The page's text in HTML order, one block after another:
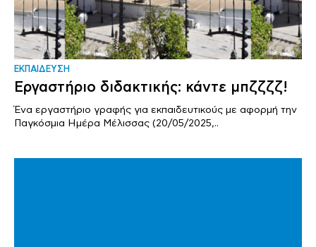
ΕΚΠΑΙΔΕΥΣΗ
Εργαστήριο διδακτικής: κάντε μπζζζζ!
Ένα εργαστήριο γραφής για εκπαιδευτικούς με αφορμή την
Παγκόσμια Ημέρα Μέλισσας (20/05/2025,..